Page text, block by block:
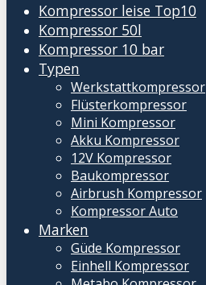
Kompressor leise Top10
Kompressor 50l
Kompressor 10 bar
Typen
Werkstattkompressor
Flüsterkompressor
Mini Kompressor
Akku Kompressor
12V Kompressor
Baukompressor
Airbrush Kompressor
Kompressor Auto
Marken
Güde Kompressor
Einhell Kompressor